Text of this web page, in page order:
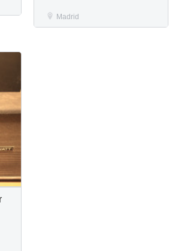
Madrid